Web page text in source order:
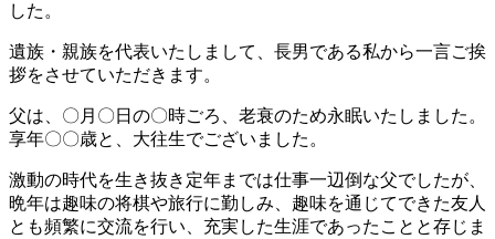
した。
遺族・親族を代表いたしまして、長男である私から一言ご挨
拶をさせていただきます。
父は、〇月〇日の〇時ごろ、老衰のため永眠いたしました。
享年〇〇歳と、大往生でございました。
激動の時代を生き抜き定年までは仕事一辺倒な父でしたが、
晩年は趣味の将棋や旅行に勤しみ、趣味を通じてできた友人
とも頻繁に交流を行い、充実した生涯であったことと存じま